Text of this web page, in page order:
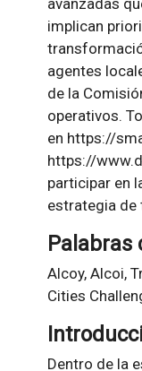
avanzadas
implican
agentes
de la
operativos.
en https://
https://
participar en
estrategia
Palabras
Alcoy, Alcoi,
Cities
Dentro de la